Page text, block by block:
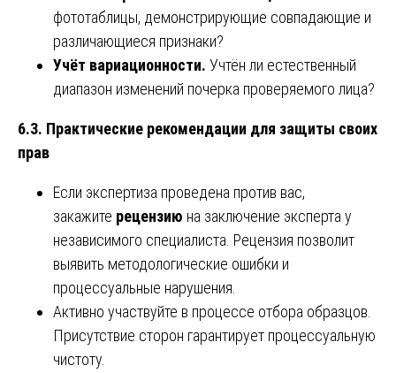
фототаблицы, демонстрирующие совпадающие и
различающиеся признаки?
Учёт вариационности. Учтён ли естественный
диапазон изменений почерка проверяемого лица?
6.3. Практические рекомендации для защиты своих
прав
Если экспертиза проведена против вас,
закажите рецензию на заключение эксперта у
независимого специалиста. Рецензия позволит
выявить методологические ошибки и
процессуальные нарушения.
Активно участвуйте в процессе отбора образцов.
Присутствие сторон гарантирует процессуальную
чистоту.